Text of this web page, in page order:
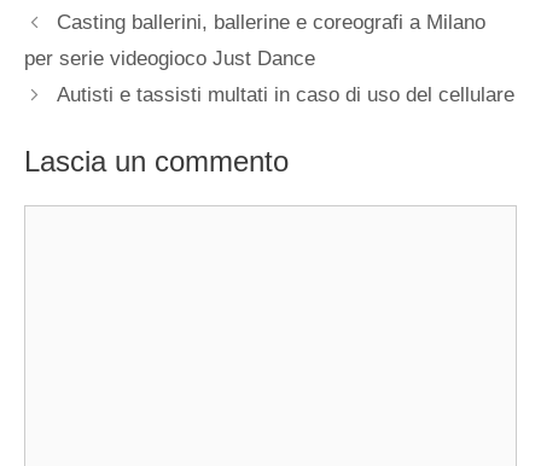
Casting ballerini, ballerine e coreografi a Milano
per serie videogioco Just Dance
Autisti e tassisti multati in caso di uso del cellulare
Lascia un commento